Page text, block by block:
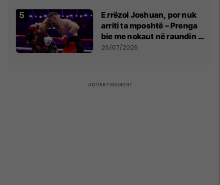
E rrëzoi Joshuan, por nuk
arriti ta mposhtë – Prenga
bie me nokaut në raundin e
dytë
26/07/2026